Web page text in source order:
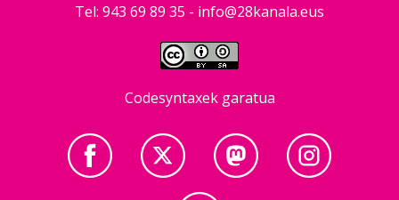
Tel: 943 69 89 35 - info@28kanala.eus
Codesyntaxek garatua